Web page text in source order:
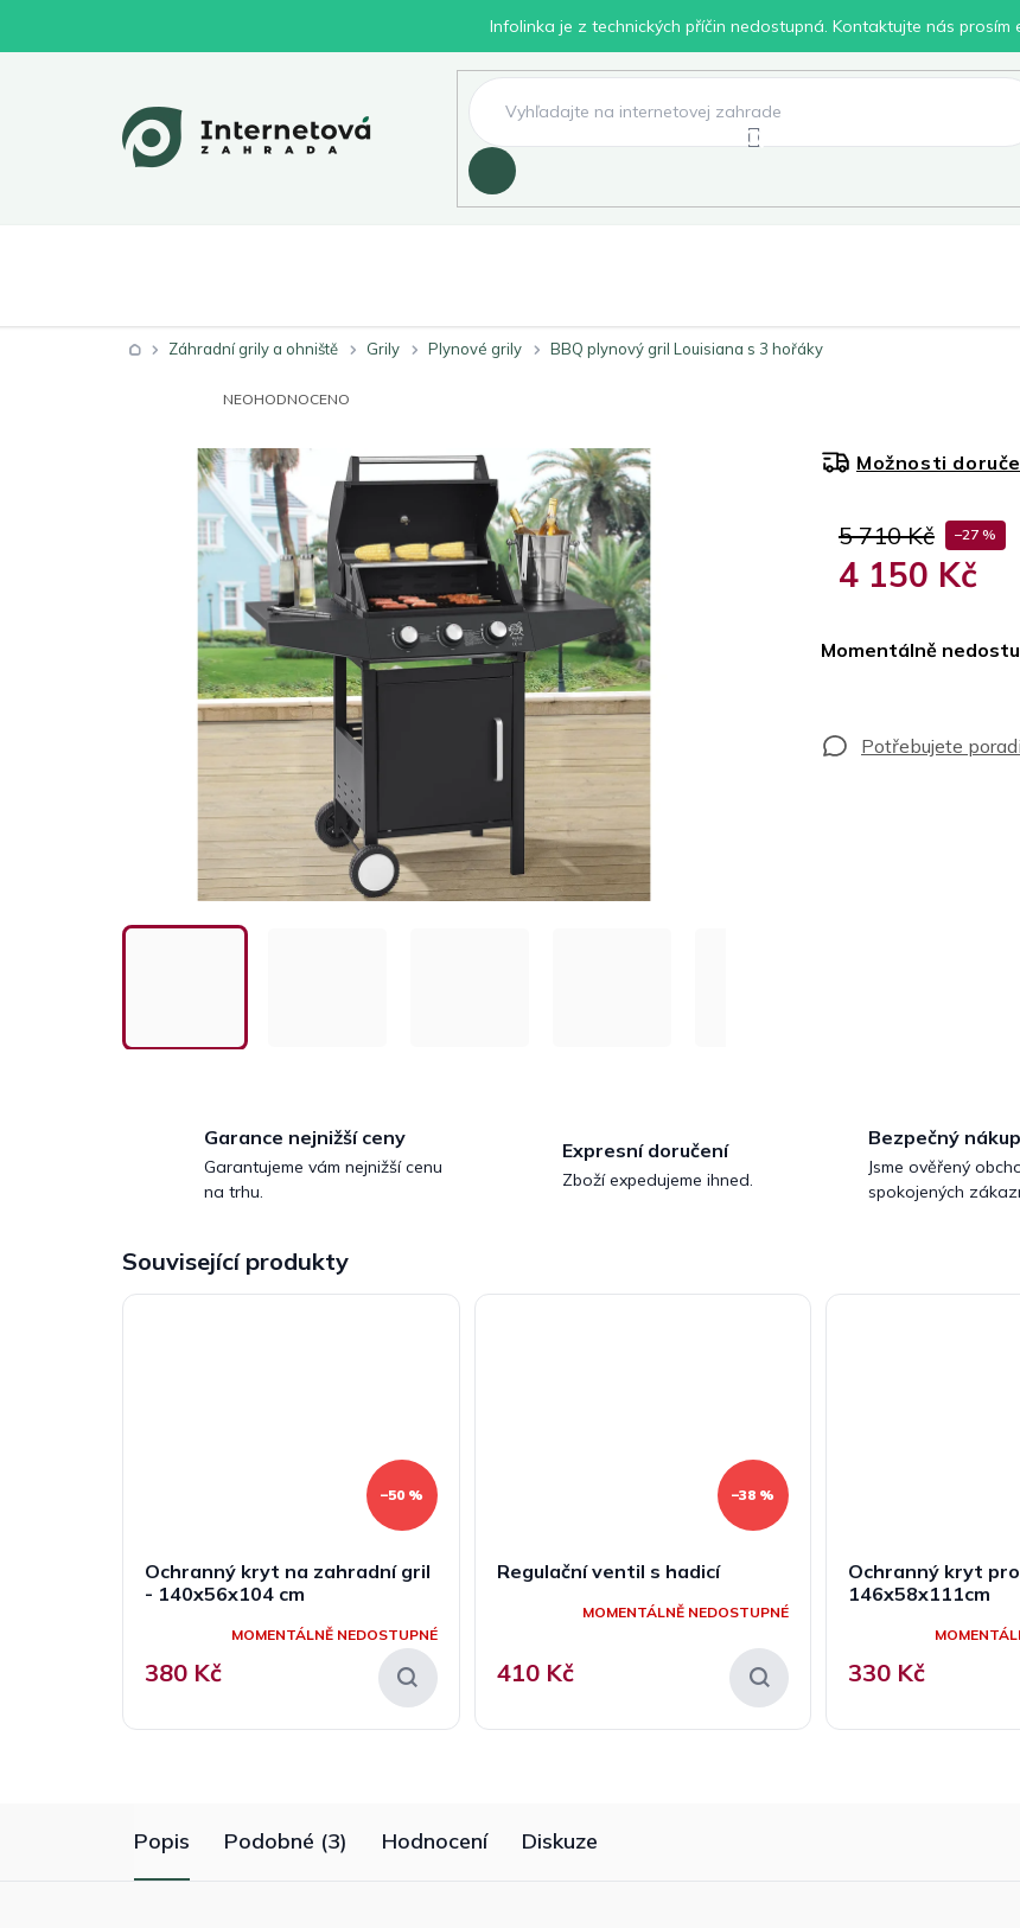
Infolinka je z technických příčin nedostupná. Kontaktujte nás prosím
Hledat
DomůZáhradní grily a ohniště Grily Plynové grily BBQ plynový gril Louisiana s 3 hořáky
PRŮMĚRNÉ
HVĚZDIČEK.
NEOHODNOCENO
5 710 Kč –27 %
4 150 Kč
Momentálně
Možnosti
Garance nejnižší ceny
Garantujeme vám nejnižší cenu
na trhu.
Expresní doručení
Zboží expedujeme ihned.
Bezpečný nákup
Jsme ověřený
spokojených
Související produkty
–50 %
Ochranný kryt na zahradní gril
- 140x56x104 cm
MOMENTÁLNĚ NEDOSTUPNÉ
380 Kč
–38 %
Regulační ventil s hadicí
MOMENTÁLNĚ NEDOSTUPNÉ
410 Kč
Ochranný kryt
146x58x111cm
330 Kč
Popis Podobné (3) Hodnocení Diskuze